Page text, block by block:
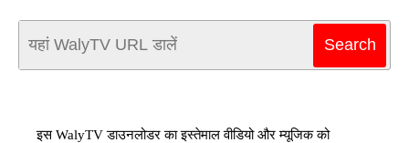
इस WalyTV डाउनलोडर का इस्तेमाल वीडियो और म्यूजिक को